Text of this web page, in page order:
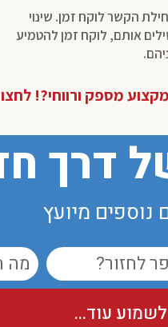
הקשר לוקח זמן. שינוי
אותם, לוקח זמן להטמיע
מספק ורווחי?!
דרך
נוספים מיועץ
עוד...